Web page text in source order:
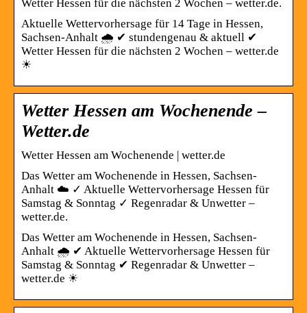
Wetter Hessen für die nächsten 2 Wochen – wetter.de.
Aktuelle Wettervorhersage für 14 Tage in Hessen,
Sachsen-Anhalt 🌧️ ✔ stundengenau & aktuell ✔
Wetter Hessen für die nächsten 2 Wochen – wetter.de
☀
Wetter Hessen am Wochenende –
Wetter.de
Wetter Hessen am Wochenende | wetter.de
Das Wetter am Wochenende in Hessen, Sachsen-
Anhalt ☁️ ✓ Aktuelle Wettervorhersage Hessen für
Samstag & Sonntag ✓ Regenradar & Unwetter –
wetter.de.
Das Wetter am Wochenende in Hessen, Sachsen-
Anhalt 🌧️ ✔ Aktuelle Wettervorhersage Hessen für
Samstag & Sonntag ✔ Regenradar & Unwetter –
wetter.de ☀